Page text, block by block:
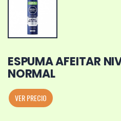
ESPUMA AFEITAR
NORMAL
VER PRECIO